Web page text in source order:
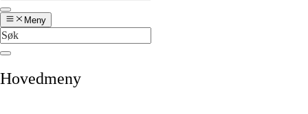
Meny
Hovedmeny